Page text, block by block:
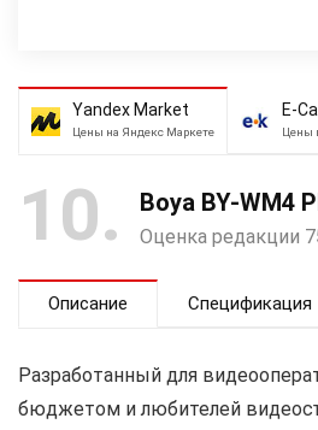
Yandex Market
Цены на Яндекс Маркете
E-
Цены
10 Boya BY-WM4
Оценка редакции
Описание Спецификация
Разработанный для
бюджетом и любителей